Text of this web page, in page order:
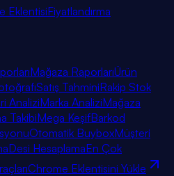
EklentisiFiyatlandırma
Mağaza RaporlarıÜrün
Satış TahminiRakip Stok
AnaliziMarka AnaliziMağaza
TakibiMega KeşifBarkod
Otomatik BuyboxMüşteri
Desi HesaplamaEn Çok
Chrome Eklentisini Yükle